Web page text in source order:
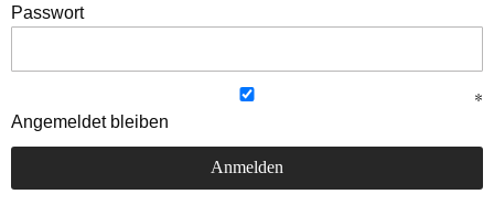
Passwort
Angemeldet bleiben